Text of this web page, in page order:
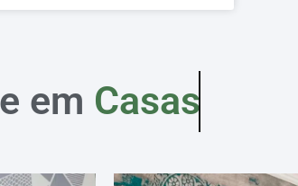
em Casas